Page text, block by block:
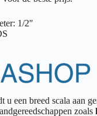
1/2″
een breed scala aan
zoals